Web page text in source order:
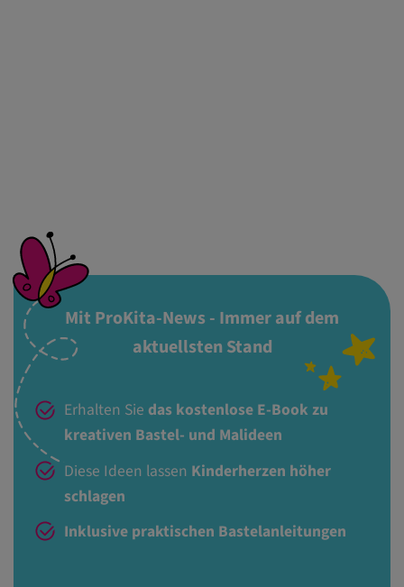
Mit ProKita-News - Immer auf dem
aktuellsten Stand
Erhalten Sie das kostenlose E-Book zu
kreativen Bastel- und Malideen
Diese Ideen lassen Kinderherzen höher
schlagen
Inklusive praktischen Bastelanleitungen